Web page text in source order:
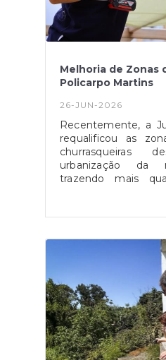
Melhoria de Zonas
Policarpo Martins
26-JUN-2026
Recentemente, a
requalificou as
churrasqueiras
urbanização da
trazendo mais
moradores, tendo-
de sombra em
encontra em
construção do
zona, estando a sua
para o início do
atrasos provocados
que desviaram
situações mais
fazemos Arruda